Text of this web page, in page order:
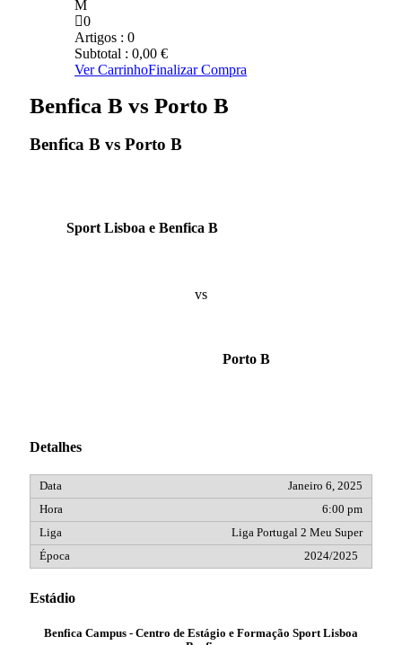
0
Artigos : 0
Subtotal : 0,00 €
Ver CarrinhoFinalizar Compra
Benfica B vs Porto B
Benfica B vs Porto B
Sport Lisboa e Benfica B
vs
Porto B
Detalhes
Janeiro 6, 2025
6:00 pm
Liga Portugal 2 Meu Super
2024/2025
Estádio
Benfica Campus - Centro de Estágio e Formação Sport Lisboa